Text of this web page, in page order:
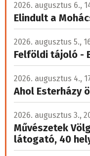
2026. augusztus 6.,
Elindult a
2026. augusztus 5.,
Felföldi tájoló -
2026. augusztus 4.,
Ahol Esterházy
2026. augusztus 3.,
Művészetek
látogató, 40